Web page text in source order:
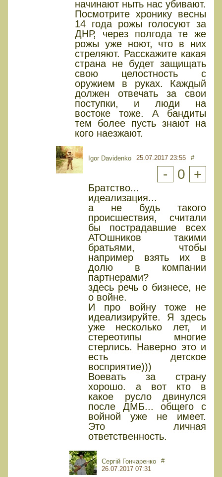
начинают ныть нас убивают.
Посмотрите хронику весны
14 года рожы голосуют за
ДНР, через полгода те же
рожы уже ноют, что в них
стреляют. Расскажите какая
страна не будет защищать
свою целостность с
оружием в руках. Каждый
должен отвечать за свои
поступки, и люди на
востоке тоже. А бандиты
тем более пусть знают на
кого наезжают.
Igor Davidenko 25.07.2017 23:55 #
- 0 +
Братство...
идеализация...
а не будь такого
происшествия, считали
бы пострадавшие всех
АТОшников такими
братьями, чтобы
например взять их в
долю в компании
партнерами?
здесь речь о бизнесе, не
о войне.
И про войну тоже не
идеализируйте. Я здесь
уже несколько лет, и
стереотипы многие
стерлись. Наверно это и
есть детское
восприятие)))
Воевать за страну
хорошо. а вот кто в
какое русло двинулся
после ДМБ... общего с
войной уже не имеет.
Это личная
ответственность.
Сергій Гончаренко
26.07.2017 07:31
#